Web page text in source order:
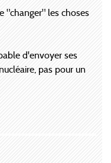
"changer" les choses
d'envoyer ses
pas pour un